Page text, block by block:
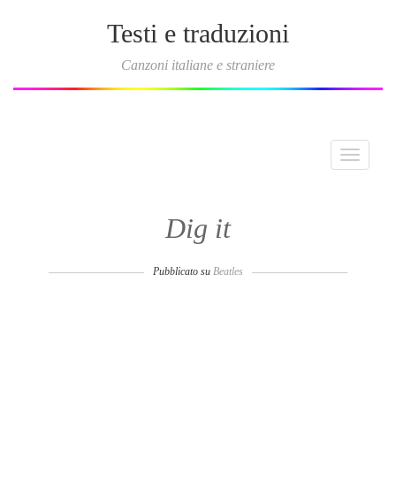
Testi e traduzioni
Canzoni italiane e straniere
Toggle
Dig it
Pubblicato su Beatles